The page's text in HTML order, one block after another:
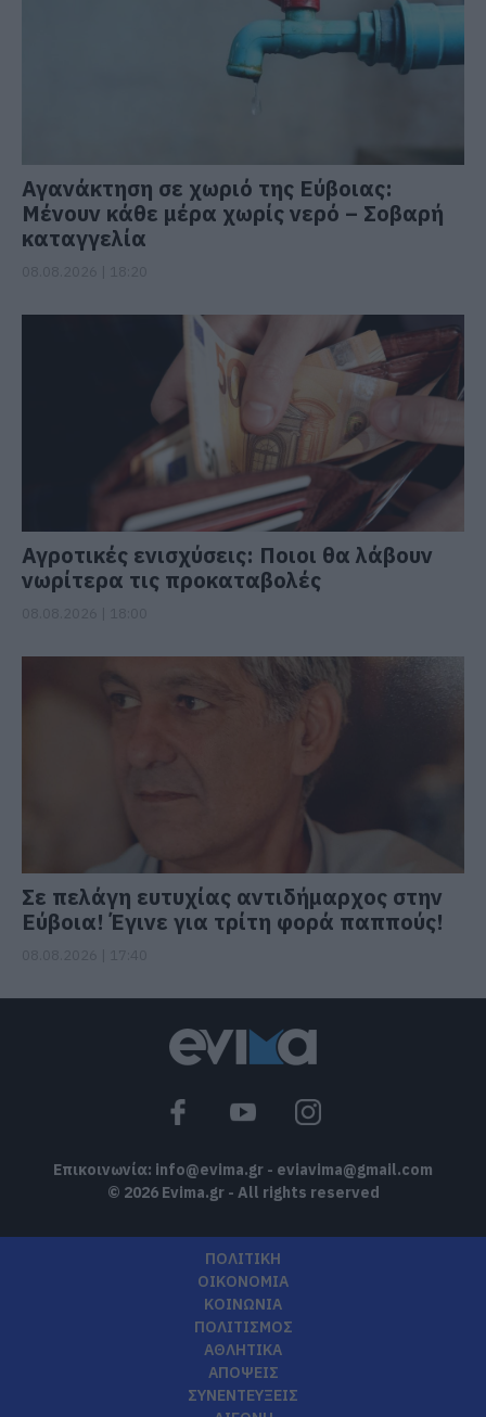
Αγανάκτηση σε χωριό της Εύβοιας:
Μένουν κάθε μέρα χωρίς νερό – Σοβαρή
καταγγελία
Αγροτικές ενισχύσεις: Ποιοι θα λάβουν
νωρίτερα τις προκαταβολές
Σε πελάγη ευτυχίας αντιδήμαρχος στην
Εύβοια! Έγινε για τρίτη φορά παππούς!
Επικοινωνία: info@evima.gr - eviavima@gmail.com
© 2026 Evima.gr - All rights reserved
ΠΟΛΙΤΙΚΗ
ΟΙΚΟΝΟΜΙΑ
ΚΟΙΝΩΝΙΑ
ΠΟΛΙΤΙΣΜΟΣ
ΑΘΛΗΤΙΚΑ
ΑΠΟΨΕΙΣ
ΣΥΝΕΝΤΕΥΞΕΙΣ